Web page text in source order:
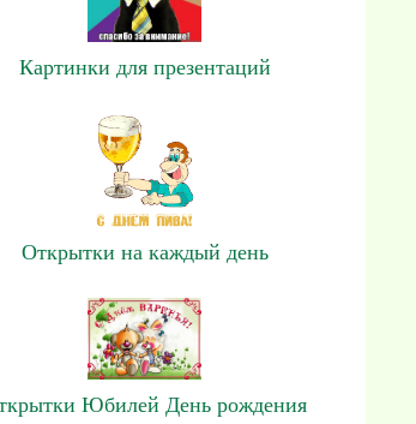
Картинки для презентаций
Открытки на каждый день
Юбилей День рождения